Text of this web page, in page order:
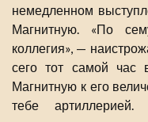
немедленном
Магнитную. «По
коллегия», —
сего тот самой час
Магнитную к его
тебе